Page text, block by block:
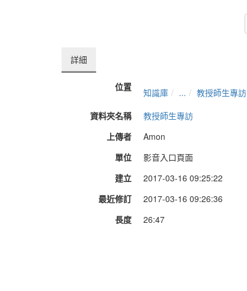
詳細
位置 知識庫 ...
教授師生專訪
資料夾名稱
教授師生專訪
上傳者
Amon
單位
影音入口頁面
建立
2017-03-16 09:25:22
最近修訂
2017-03-16 09:26:36
長度
26:47